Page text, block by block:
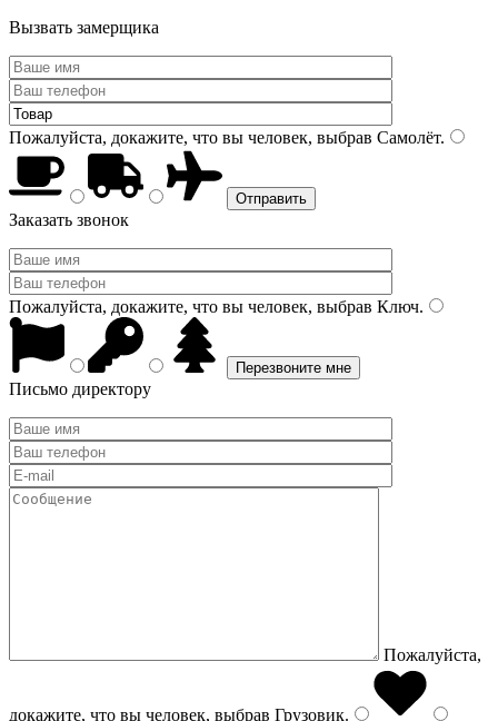
Вызвать замерщика
Пожалуйста, докажите, что вы человек, выбрав Самолёт.
Заказать звонок
Пожалуйста, докажите, что вы человек, выбрав Ключ.
Письмо директору
Пожалуйста,
докажите, что вы человек, выбрав Грузовик.